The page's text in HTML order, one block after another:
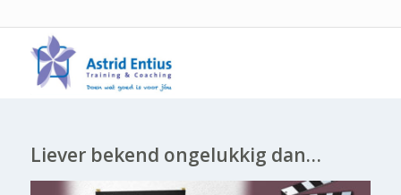
Liever bekend ongelukkig dan…